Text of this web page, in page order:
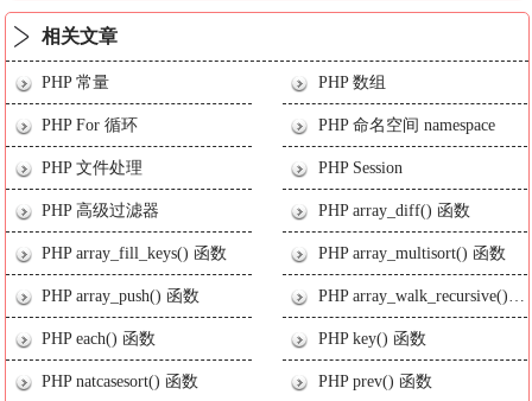
相关文章
PHP 常量 PHP 数组
PHP For 循环 PHP 命名空间 namespace
PHP 文件处理 PHP Session
PHP 高级过滤器 PHP array_diff() 函数
PHP array_fill_keys() 函数 PHP array_multisort() 函数
PHP array_push() 函数 PHP array_walk_recursive() 函数
PHP each() 函数 PHP key() 函数
PHP natcasesort() 函数 PHP prev() 函数